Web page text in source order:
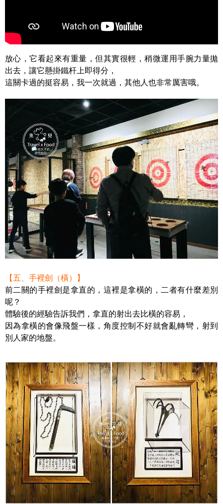
放心，它看起來有重量，但其實很輕，稍微運用手腕力量拋
出去，讓它懸掛鐵杆上即得分，
這關卡過的挺容易，我一次就過，其他人也非常厲害哦。
【五、手裡劍（橫）】
前二關的手裡劍是拿直的，這裡是拿橫的，二者有什麼差別
呢？
體驗後的經驗告訴我們，拿直的射出去比橫的容易，
因為拿橫的會像飛盤一樣，角度控制不好就會亂轉彎，射到
別人家的地盤。